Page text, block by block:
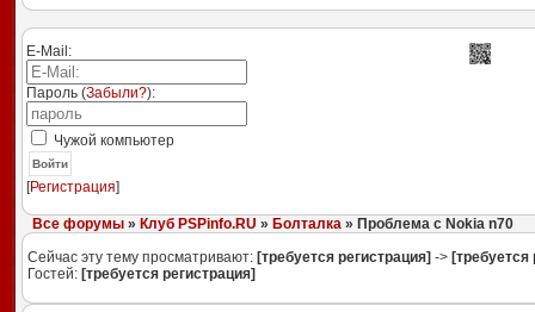
E-Mail:
Пароль (Забыли?):
Чужой компьютер
Войти
[Регистрация]
Все форумы» Клуб PSPinfo.RU » Болталка» Проблема с Nokia n70
Сейчас эту тему просматривают: [требуется регистрация] -> [требуется
Гостей: [требуется регистрация]